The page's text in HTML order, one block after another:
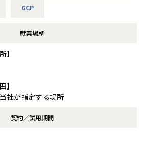
GCP
就業場所
】
】
社が指定する場所
契約／試用期間